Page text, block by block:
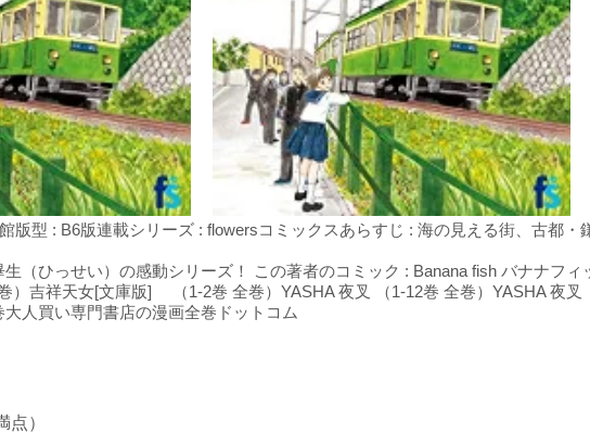
版型 : B6版連載シリーズ : flowersコミックスあらすじ : 海の見える街、古都
（ひっせい）の感動シリーズ！ この著者のコミック : Banana fish バナナフ
）吉祥天女[文庫版] （1-2巻 全巻）YASHA 夜叉 （1-12巻 全巻）YASHA 夜
人買い専門書店の漫画全巻ドットコム
）